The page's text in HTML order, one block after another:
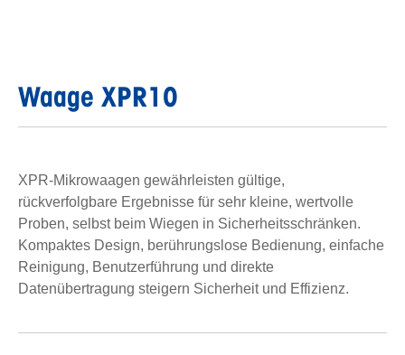
Waage XPR10
XPR-Mikrowaagen gewährleisten gültige,
rückverfolgbare Ergebnisse für sehr kleine, wertvolle
Proben, selbst beim Wiegen in Sicherheitsschränken.
Kompaktes Design, berührungslose Bedienung, einfache
Reinigung, Benutzerführung und direkte
Datenübertragung steigern Sicherheit und Effizienz.